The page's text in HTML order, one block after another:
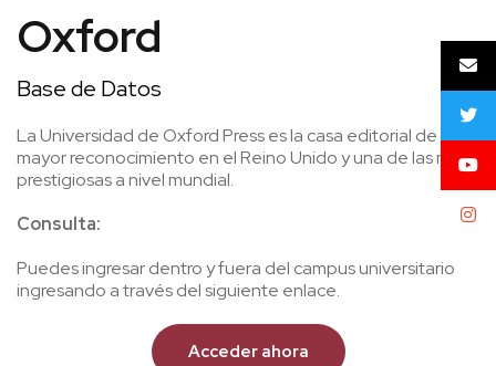
Oxford
Base de Datos
La Universidad de Oxford Press es la casa editorial de
mayor reconocimiento en el Reino Unido y una de las más
prestigiosas a nivel mundial.
Consulta:
Puedes ingresar dentro y fuera del campus universitario
ingresando a través del siguiente enlace.
Acceder ahora